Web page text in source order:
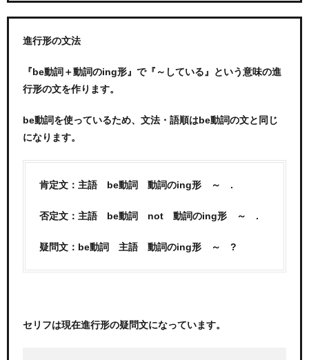
進行形の文法
『be動詞＋動詞のing形』で『～している』という意味の進
行形の文を作ります。
be動詞を使っているため、文法・語順はbe動詞の文と同じ
になります。
肯定文：主語 be動詞 動詞のing形 ～ .
否定文：主語 be動詞 not 動詞のing形 ～ .
疑問文：be動詞 主語 動詞のing形 ～ ?
セリフは現在進行形の疑問文になっています。